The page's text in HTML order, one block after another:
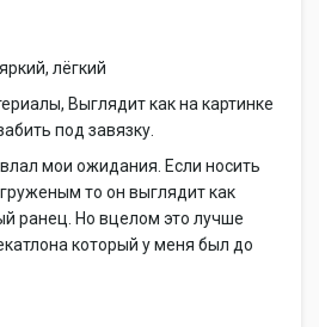
лёгкий
Выглядит как на картинке
под завязку.
мои ожидания. Если носить
то он выглядит как
ранец. Но вцелом это лучше
который у меня был до